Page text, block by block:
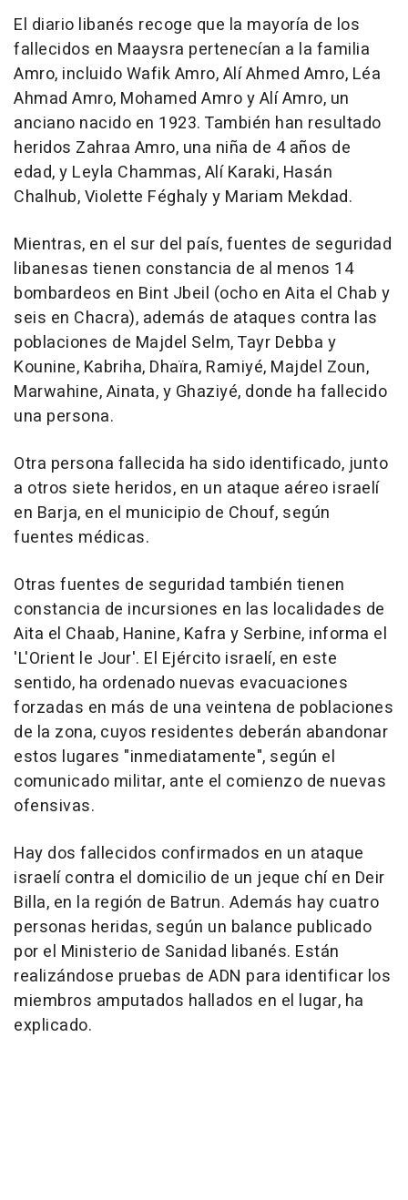
El diario libanés recoge que la mayoría de los
fallecidos en Maaysra pertenecían a la familia
Amro, incluido Wafik Amro, Alí Ahmed Amro, Léa
Ahmad Amro, Mohamed Amro y Alí Amro, un
anciano nacido en 1923. También han resultado
heridos Zahraa Amro, una niña de 4 años de
edad, y Leyla Chammas, Alí Karaki, Hasán
Chalhub, Violette Féghaly y Mariam Mekdad.
Mientras, en el sur del país, fuentes de seguridad
libanesas tienen constancia de al menos 14
bombardeos en Bint Jbeil (ocho en Aita el Chab y
seis en Chacra), además de ataques contra las
poblaciones de Majdel Selm, Tayr Debba y
Kounine, Kabriha, Dhaïra, Ramiyé, Majdel Zoun,
Marwahine, Ainata, y Ghaziyé, donde ha fallecido
una persona.
Otra persona fallecida ha sido identificado, junto
a otros siete heridos, en un ataque aéreo israelí
en Barja, en el municipio de Chouf, según
fuentes médicas.
Otras fuentes de seguridad también tienen
constancia de incursiones en las localidades de
Aita el Chaab, Hanine, Kafra y Serbine, informa el
'L'Orient le Jour'. El Ejército israelí, en este
sentido, ha ordenado nuevas evacuaciones
forzadas en más de una veintena de poblaciones
de la zona, cuyos residentes deberán abandonar
estos lugares "inmediatamente", según el
comunicado militar, ante el comienzo de nuevas
ofensivas.
Hay dos fallecidos confirmados en un ataque
israelí contra el domicilio de un jeque chí en Deir
Billa, en la región de Batrun. Además hay cuatro
personas heridas, según un balance publicado
por el Ministerio de Sanidad libanés. Están
realizándose pruebas de ADN para identificar los
miembros amputados hallados en el lugar, ha
explicado.